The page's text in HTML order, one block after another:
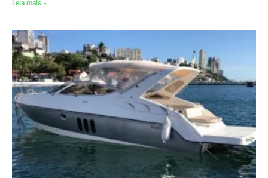
Leia mais »